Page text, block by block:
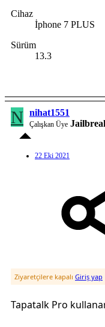
Cihaz
İphone 7 PLUS
Sürüm
13.3
N nihat1551
Çalışkan Üye
22 Eki 2021
Ziyaretçilere kapalı Giriş yap
Tapatalk Pro